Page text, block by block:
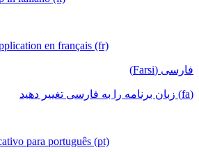
en français (fr)
فارسی (Farsi)
(fa) زبان برنامه را به فارسی تغییر دهید
para português (pt)